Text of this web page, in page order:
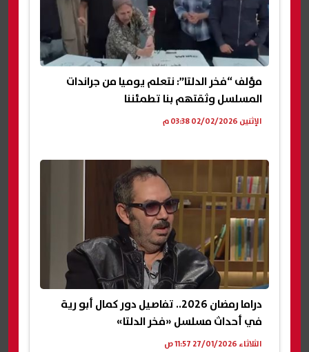
مؤلف “فخر الدلتا”: نتعلم يوميا من جراندات
المسلسل وثقتهم بنا تطمئننا
الإثنين 02/02/2026 03:38 م
دراما رمضان 2026.. تفاصيل دور كمال أبو رية
في أحداث مسلسل «فخر الدلتا»
الثلاثاء 27/01/2026 11:57 ص